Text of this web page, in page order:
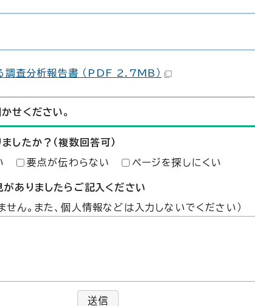
調査分析報告書 （PDF 2.7MB）
せください。
したか？（複数回答可）
要点が伝わらない ページを探しにくい
ありましたらご記入ください
ん。また、個人情報などは入力しないでください）
送信